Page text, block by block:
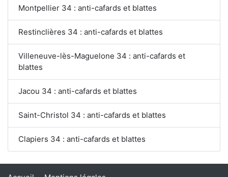
Montpellier 34 : anti-cafards et blattes
Restinclières 34 : anti-cafards et blattes
Villeneuve-lès-Maguelone 34 : anti-cafards et
blattes
Jacou 34 : anti-cafards et blattes
Saint-Christol 34 : anti-cafards et blattes
Clapiers 34 : anti-cafards et blattes